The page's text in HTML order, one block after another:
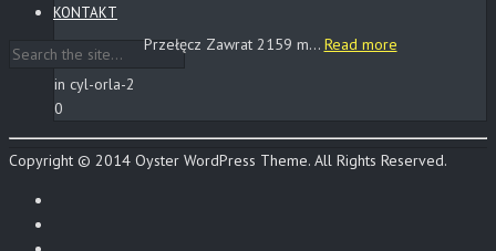
KONTAKT
Przełęcz Zawrat 2159 m... Read more
in cyl-orla-2
0
Copyright © 2014 Oyster WordPress Theme. All Rights Reserved.